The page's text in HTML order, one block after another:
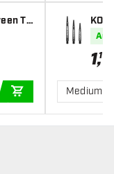
To
IN DEN
Auf
1,19
Medium